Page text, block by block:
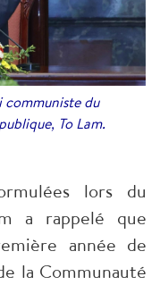
communiste du
To Lam.
lors du
a rappelé que
année de
la Communauté